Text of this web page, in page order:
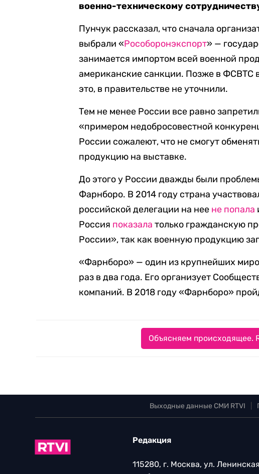
военно-техническому
Пунчук рассказал, что сначала
выбрали «Рособоронэкспорт» —
занимается импортом всей военной
американские санкции. Позже в ФСВТС
это, в правительстве не уточнили.
Тем не менее России все равно
«примером недобросовестной
России сожалеют, что не смогут
продукцию на выставке.
До этого у России дважды были
Фарнборо. В 2014 году страна
российской делегации на нее не попала
Россия показала только гражданскую
России», так как военную продукцию
«Фарнборо» — один из крупнейших
раз в два года. Его организует
компаний. В 2018 году «Фарнборо»
Объясняем происходящее.
Выходные данные СМИ RTVI
Редакция
115280, г. Москва, ул. Ленинская